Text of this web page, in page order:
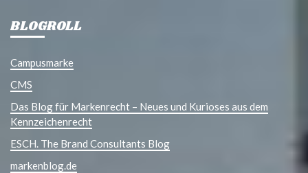
BLOGROLL
Campusmarke
CMS
Das Blog für Markenrecht – Neues und Kurioses aus dem
Kennzeichenrecht
ESCH. The Brand Consultants Blog
markenblog.de